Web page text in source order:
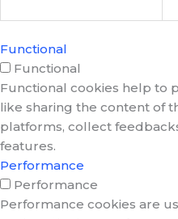
Functional
Functional
Functional cookies help to
like sharing the content of
platforms, collect
features.
Performance
Performance
Performance cookies are